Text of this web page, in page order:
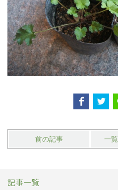
前の記事 一覧
記事一覧